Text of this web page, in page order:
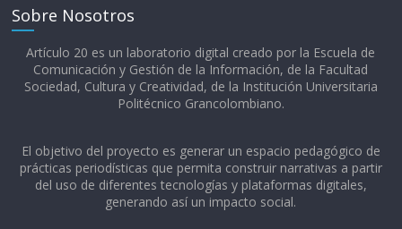
Sobre Nosotros
Artículo 20 es un laboratorio digital creado por la Escuela de
Comunicación y Gestión de la Información, de la Facultad
Sociedad, Cultura y Creatividad, de la Institución Universitaria
Politécnico Grancolombiano.​
El objetivo del proyecto es generar un espacio pedagógico de
prácticas periodísticas que permita construir narrativas a partir
del uso de diferentes tecnologías y plataformas digitales,
generando así un impacto social.